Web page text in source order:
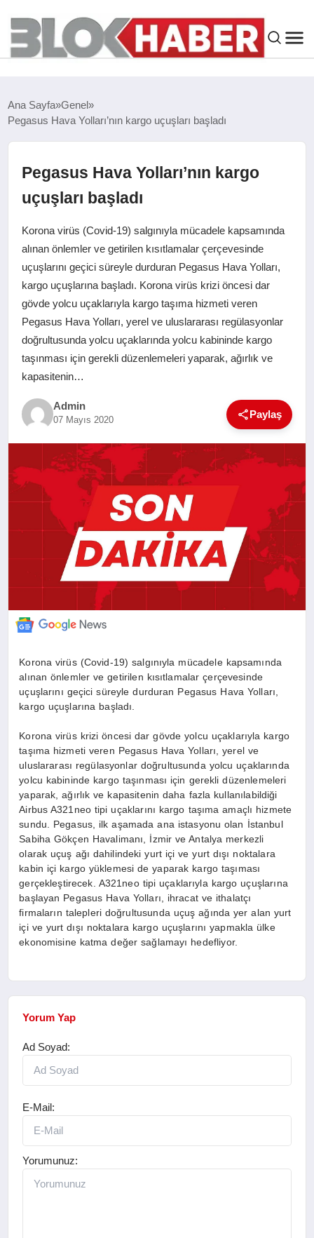
SIYASET
ÇEVRE
SPOR
EKONOMI
SAĞLIK
EĞITIM
YAŞAM
Ana Sayfa Genel
Pegasus Hava Yolları’nın kargo uçuşları başladı
Pegasus Hava Yolları’nın kargo
uçuşları başladı
Korona virüs (Covid-19) salgınıyla mücadele kapsamında
alınan önlemler ve getirilen kısıtlamalar çerçevesinde
uçuşlarını geçici süreyle durduran Pegasus Hava Yolları,
kargo uçuşlarına başladı. Korona virüs krizi öncesi dar
gövde yolcu uçaklarıyla kargo taşıma hizmeti veren
Pegasus Hava Yolları, yerel ve uluslararası regülasyonlar
doğrultusunda yolcu uçaklarında yolcu kabininde kargo
taşınması için gerekli düzenlemeleri yaparak, ağırlık ve
kapasitenin…
Admin
07 Mayıs 2020 Paylaş
Korona virüs (Covid-19) salgınıyla mücadele kapsamında
alınan önlemler ve getirilen kısıtlamalar çerçevesinde
uçuşlarını geçici süreyle durduran Pegasus Hava Yolları,
kargo uçuşlarına başladı.
Korona virüs krizi öncesi dar gövde yolcu uçaklarıyla kargo
taşıma hizmeti veren Pegasus Hava Yolları, yerel ve
uluslararası regülasyonlar doğrultusunda yolcu uçaklarında
yolcu kabininde kargo taşınması için gerekli düzenlemeleri
yaparak, ağırlık ve kapasitenin daha fazla kullanılabildiği
Airbus A321neo tipi uçaklarını kargo taşıma amaçlı hizmete
sundu. Pegasus, ilk aşamada ana istasyonu olan İstanbul
Sabiha Gökçen Havalimanı, İzmir ve Antalya merkezli
olarak uçuş ağı dahilindeki yurt içi ve yurt dışı noktalara
kabin içi kargo yüklemesi de yaparak kargo taşıması
gerçekleştirecek. A321neo tipi uçaklarıyla kargo uçuşlarına
başlayan Pegasus Hava Yolları, ihracat ve ithalatçı
firmaların talepleri doğrultusunda uçuş ağında yer alan yurt
içi ve yurt dışı noktalara kargo uçuşlarını yapmakla ülke
ekonomisine katma değer sağlamayı hedefliyor.
Yorum Yap
Ad Soyad:
E-Mail:
Yorumunuz: